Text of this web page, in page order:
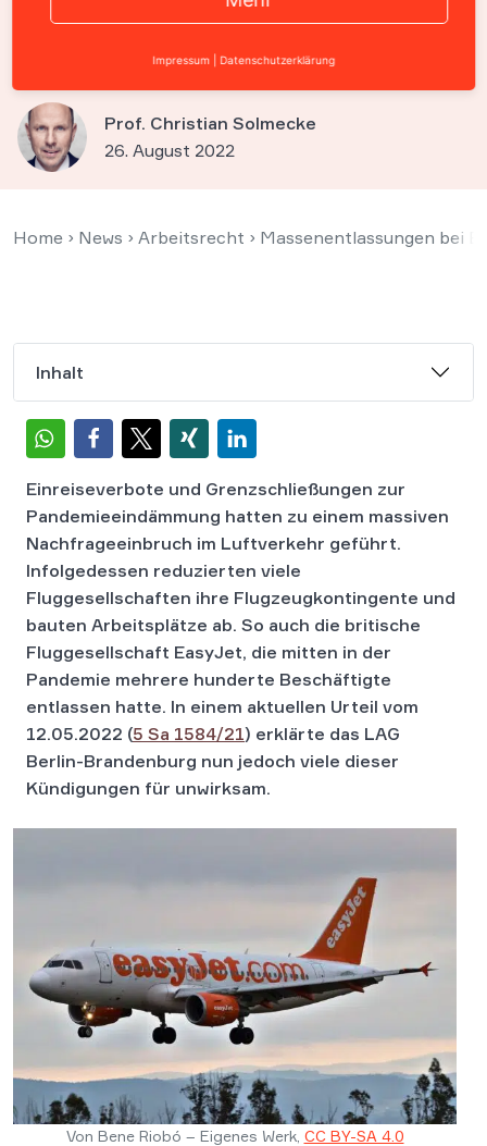
Kündigungswelle war
unwirksam
Prof. Christian Solmecke
26. August 2022
Home › News › Arbeitsrecht › Massenentlassungen bei
Inhalt
Einreiseverbote und Grenzschließungen zur
Pandemieeindämmung hatten zu einem massiven
Nachfrageeinbruch im Luftverkehr geführt.
Infolgedessen reduzierten viele
Fluggesellschaften ihre Flugzeugkontingente und
bauten Arbeitsplätze ab. So auch die britische
Fluggesellschaft EasyJet, die mitten in der
Pandemie mehrere hunderte Beschäftigte
entlassen hatte. In einem aktuellen Urteil vom
12.05.2022 (5 Sa 1584/21) erklärte das LAG
Berlin-Brandenburg nun jedoch viele dieser
Kündigungen für unwirksam.
Von Bene Riobó – Eigenes Werk, CC BY-SA 4.0
Impressum Datenschutzerklärung